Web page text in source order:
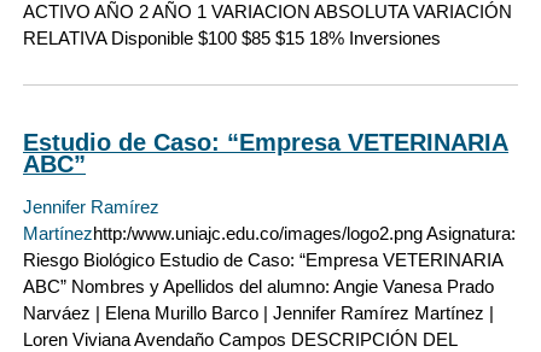
ACTIVO AÑO 2 AÑO 1 VARIACION ABSOLUTA VARIACIÓN
RELATIVA Disponible $100 $85 $15 18% Inversiones
Estudio de Caso: “Empresa VETERINARIA
ABC”
Jennifer Ramírez
Martínezhttp:/www.uniajc.edu.co/images/logo2.png Asignatura:
Riesgo Biológico Estudio de Caso: “Empresa VETERINARIA
ABC” Nombres y Apellidos del alumno: Angie Vanesa Prado
Narváez | Elena Murillo Barco | Jennifer Ramírez Martínez |
Loren Viviana Avendaño Campos DESCRIPCIÓN DEL